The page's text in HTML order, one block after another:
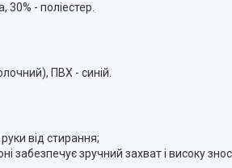
30% - поліестер.
ПВХ - синій.
від стирання;
забезпечує зручний захват і високу